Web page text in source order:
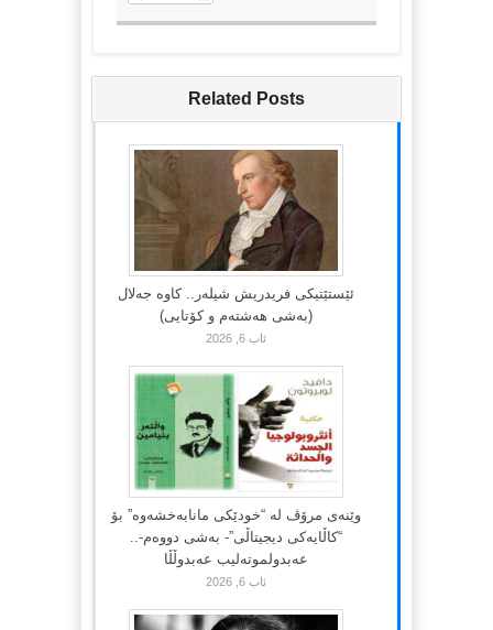
Related Posts
ئێستێتیکی فریدریش شیلەر.. کاوە جەلال
(بەشی هەشتەم و کۆتایی)
ئاب 6, 2026
وێنەی مرۆڤ لە “خودێکی مانابەخشەوە” بۆ
“کاڵایەکی دیجیتاڵی”- بەشی دووەم-..
عەبدولموتەلیب عەبدوڵڵا
ئاب 6, 2026